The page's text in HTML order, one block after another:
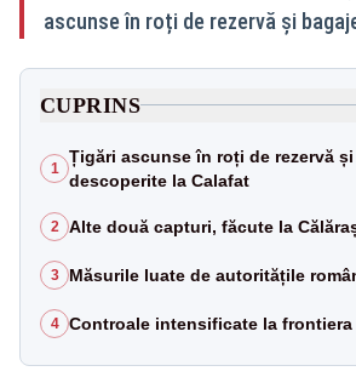
ascunse în roți de rezervă și
CUPRINS
1
Țigări ascunse în roți de rezervă
descoperite la Calafat
2 Alte două capturi, făcute la
3 Măsurile luate de autoritățile
4 Controale intensificate la